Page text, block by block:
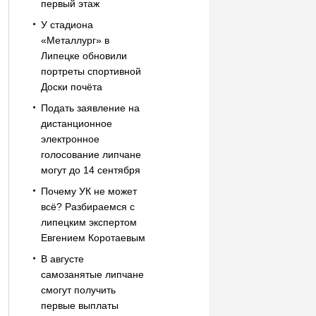
первый этаж
У стадиона
«Металлург» в
Липецке обновили
портреты спортивной
Доски почёта
Подать заявление на
дистанционное
электронное
голосование липчане
могут до 14 сентября
Почему УК не может
всё? Разбираемся с
липецким экспертом
Евгением Коротаевым
В августе
самозанятые липчане
смогут получить
первые выплаты